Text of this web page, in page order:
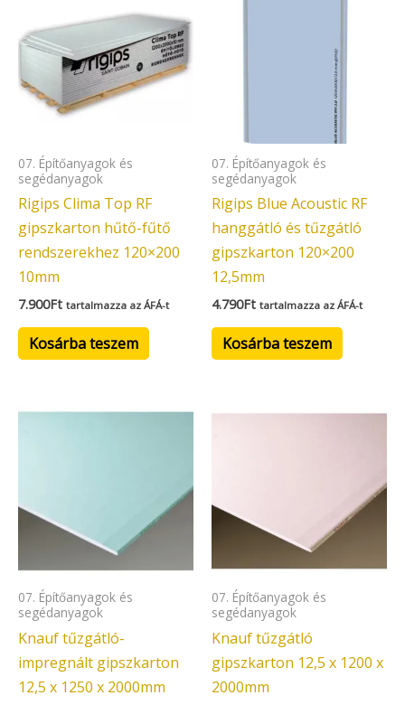
07. Építőanyagok és
segédanyagok
Rigips Clima Top RF
gipszkarton hűtő-fűtő
rendszerekhez 120×200
10mm
7.900Ft tartalmazza az ÁFÁ-t
Kosárba teszem
07. Építőanyagok és
segédanyagok
Rigips Blue Acoustic RF
hanggátló és tűzgátló
gipszkarton 120×200
12,5mm
4.790Ft tartalmazza az ÁFÁ-t
Kosárba teszem
07. Építőanyagok és
segédanyagok
Knauf tűzgátló-
impregnált gipszkarton
12,5 x 1250 x 2000mm
07. Építőanyagok és
segédanyagok
Knauf tűzgátló
gipszkarton 12,5 x 1200 x
2000mm